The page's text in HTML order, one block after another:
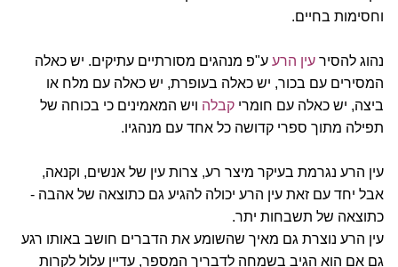
וחסימות בחיים.
נהוג להסיר עין הרעע"פ מנהגים מסורתיים עתיקים. יש כאלה
המסירים עם בכור, יש כאלה בעופרת, יש כאלה עם מלח או
ביצה, יש כאלה עם חומרי קבלה ויש המאמינים כי בכוחה של
תפילה מתוך ספרי קדושה כל אחד עם מנהגיו.
עין הרע נגרמת בעיקר מיצר רע, צרות עין של אנשים, וקנאה,
אבל יחד עם זאת עין הרע יכולה להגיע גם כתוצאה של אהבה -
כתוצאה של תשבחות יתר.
עין הרע נוצרת גם מאיך שהשומע את הדברים חושב באותו רגע
גם אם הוא הגיב בשמחה לדבריך המספר, עדיין עלול לקרות